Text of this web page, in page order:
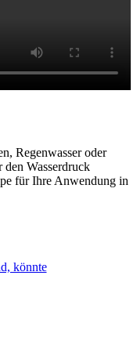
Regenwasser oder
Wasserdruck
für Ihre Anwendung in